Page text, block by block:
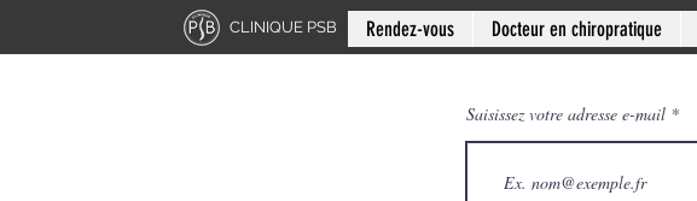
CLINIQUE PSB Rendez-vous Docteur en chiropratique
Saisissez votre adresse e-mail